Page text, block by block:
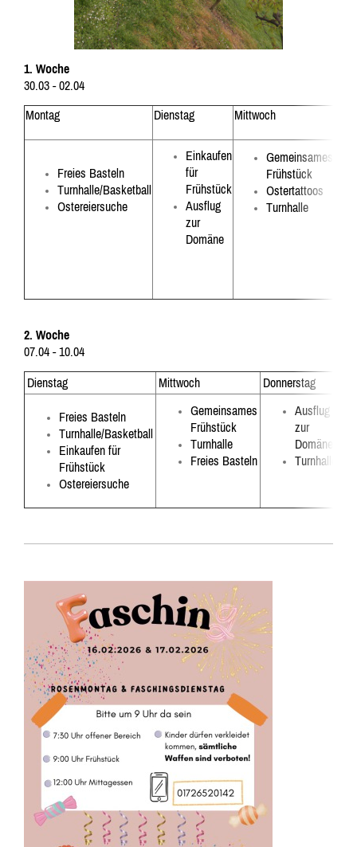
1. Woche
30.03 - 02.04
Montag Dienstag Mittwoch
Freies Basteln
Turnhalle/Basketball
Ostereiersuche
Einkaufen
für
Frühstück
Ausflug
zur
Domäne
Gemeinsames
Frühstück
Ostertattoos
Turnhalle
2. Woche
07.04 - 10.04
Dienstag Mittwoch Donnerstag
Freies Basteln
Turnhalle/Basketball
Einkaufen für
Frühstück
Ostereiersuche
Gemeinsames
Frühstück
Turnhalle
Freies Basteln
Ausflug
zur
Domäne
Turnhalle